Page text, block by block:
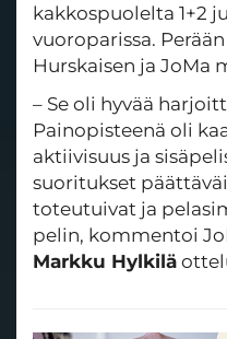
kakkospuolelta 1+2
vuoroparissa.
Hurskaisen ja JoMa
– Se oli hyvää
Painopisteenä oli
aktiivisuus ja
suoritukset
toteutuivat ja
pelin, kommentoi
Markku Hylkilä